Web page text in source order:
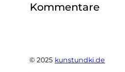
Kommentare
© 2025 kunstundki.de